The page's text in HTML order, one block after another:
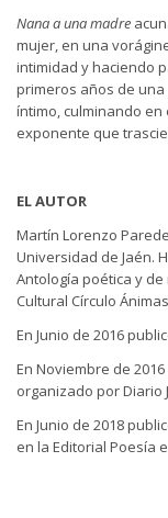
Nana a una madre
mujer, en una
intimidad y haciendo
primeros años de
íntimo, culminando en
exponente que
EL AUTOR
Martín Lorenzo
Universidad de Jaén.
Antología poética y
Cultural Círculo
En Junio de 2016
En Noviembre de
organizado por Diario
En Junio de 2018
en la Editorial Poesía